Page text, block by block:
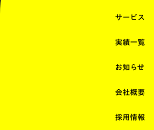
サービス
実績一覧
お知らせ
会社概要
採用情報